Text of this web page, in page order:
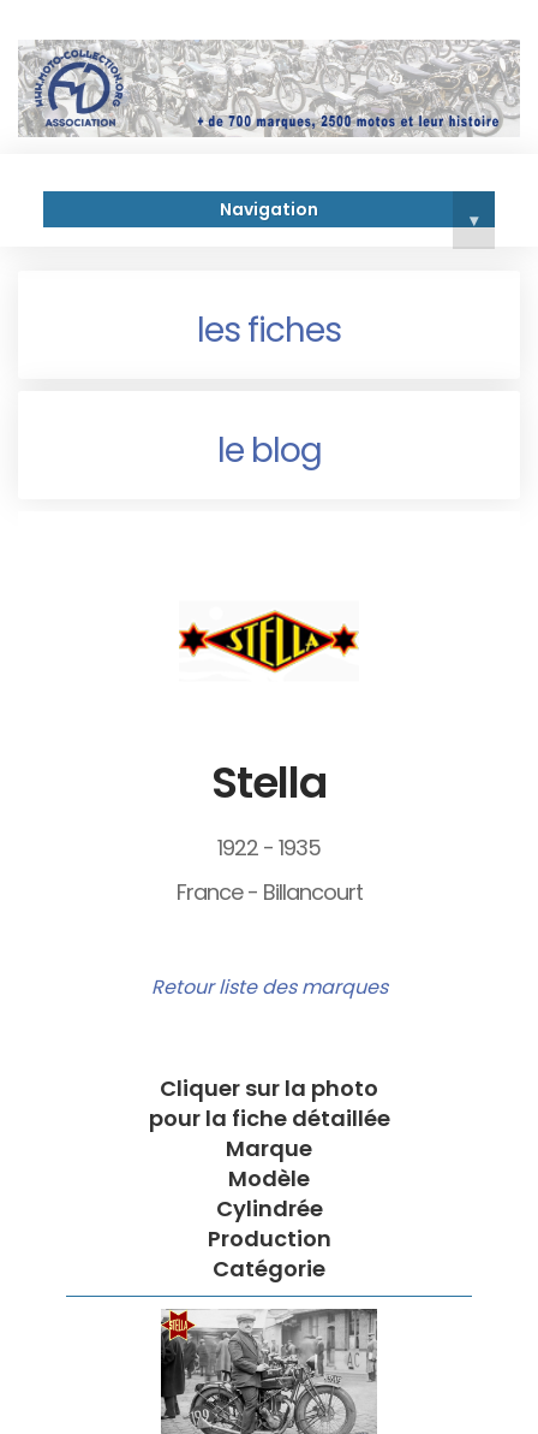
Navigation ▾
les fiches
le blog
Stella
1922 - 1935
France - Billancourt
Retour liste des marques
Cliquer sur la photo
pour la fiche détaillée
Marque
Modèle
Cylindrée
Production
Catégorie